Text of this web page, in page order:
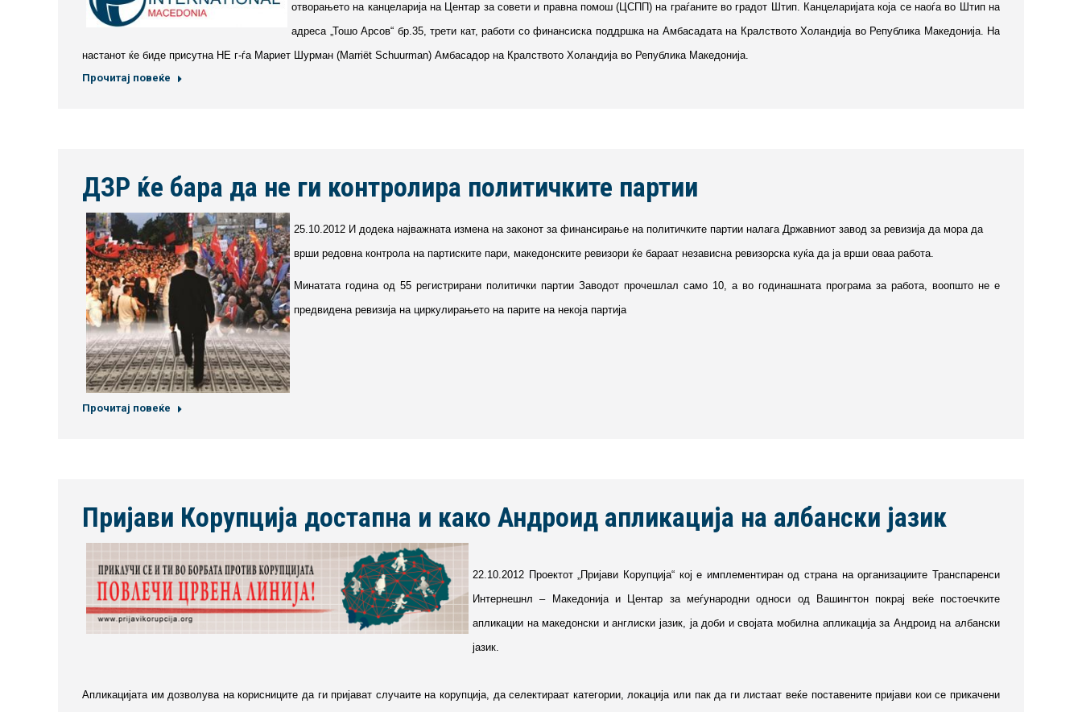
отворањето на канцеларија на Центар за совети и правна помош (ЦСПП) на граѓаните во градот Штип. Канцеларијата која се наоѓа во Штип на
адреса „Тошо Арсов“ бр.35, трети кат, работи со финансиска поддршка на Амбасадата на Кралството Холандија во Република Македонија. На
настанот ќе биде присутна НЕ г-ѓа Мариет Шурман (Marriët Schuurman) Амбасадор на Кралството Холандија во Република Македонија.
Прочитај повеќе
ДЗР ќе бара да не ги контролира политичките партии
25.10.2012 И додека најважната измена на законот за финансирање на политичките партии налага Државниот завод за ревизија да мора да
врши редовна контрола на партиските пари, македонските ревизори ќе бараат независна ревизорска куќа да ја врши оваа работа.
Минатата година од 55 регистрирани политички партии Заводот прочешлал само 10, а во годинашната програма за работа, воопшто не е
предвидена ревизија на циркулирањето на парите на некоја партија
Прочитај повеќе
Пријави Корупција достапна и како Андроид апликација на албански јазик
22.10.2012 Проектот „Пријави Корупција“ кој е имплементиран од страна на организациите Транспаренси
Интернешнл – Македонија и Центар за меѓународни односи од Вашингтон покрај веќе постоечките
апликации на македонски и англиски јазик, ја доби и својата мобилна апликација за Андроид на албански
јазик.
Апликацијата им дозволува на корисниците да ги пријават случаите на корупција, да селектираат категории, локација или пак да ги листаат веќе поставените пријави кои се прикачени